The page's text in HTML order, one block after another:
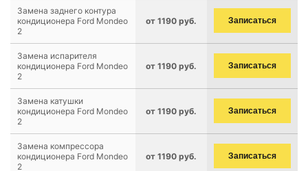
Замена заднего контура
кондиционера Ford Mondeo
2
от 1190 руб. Записаться
Замена испарителя
кондиционера Ford Mondeo
2
от 1190 руб. Записаться
Замена катушки
кондиционера Ford Mondeo
2
от 1190 руб. Записаться
Замена компрессора
кондиционера Ford Mondeo
2
от 1190 руб. Записаться